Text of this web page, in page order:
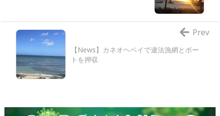
【News】カネオヘベイで違法漁網とボー
トを押収
Prev